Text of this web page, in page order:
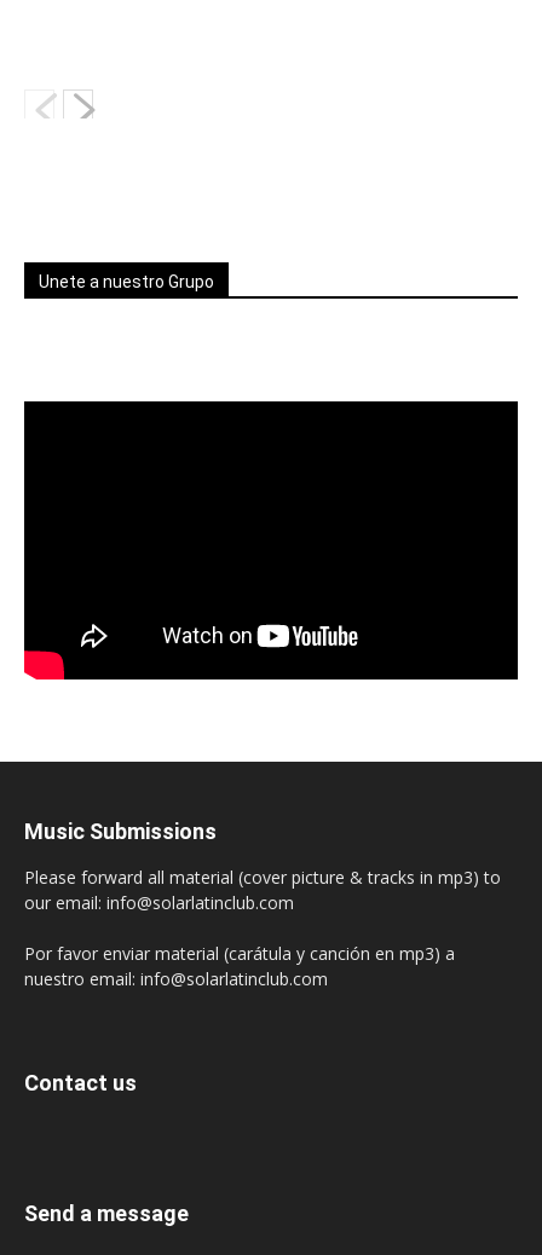
Unete a nuestro Grupo
Music Submissions
Please forward all material (cover picture & tracks in mp3) to
our email: info@solarlatinclub.com
Por favor enviar material (carátula y canción en mp3) a
nuestro email: info@solarlatinclub.com
Contact us
Send a message